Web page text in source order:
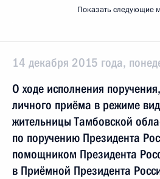
Показать следующие
14 декабря 2015 года,
О ходе исполнения
личного приёма в режиме
жительницы Тамбовской
по поручению Президента
помощником Президента
в Приёмной Президента